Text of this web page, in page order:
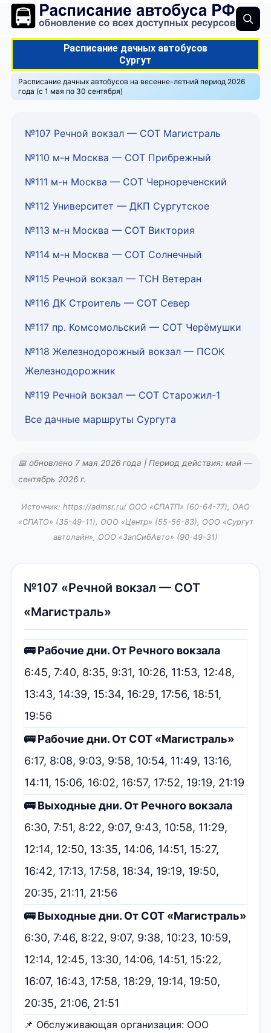
Расписание дачных автобусов
Сургут
Расписание дачных автобусов на весенне-летний период 2026
года (с 1 мая по 30 сентября)
№107 Речной вокзал — СОТ Магистраль
№110 м-н Москва — СОТ Прибрежный
№111 м-н Москва — СОТ Чернореченский
№112 Университет — ДКП Сургутское
№113 м-н Москва — СОТ Виктория
№114 м-н Москва — СОТ Солнечный
№115 Речной вокзал — ТСН Ветеран
№116 ДК Строитель — СОТ Север
№117 пр. Комсомольский — СОТ Черёмушки
№118 Железнодорожный вокзал — ПСОК
Железнодорожник
№119 Речной вокзал — СОТ Старожил-1
Все дачные маршруты Сургута
📅 обновлено 7 мая 2026 года | Период действия: май —
сентябрь 2026 г.
Источник: https://admsr.ru/ ООО «СПАТП» (60-64-77), ОАО
«СПАТО» (35-49-11), ООО «Центр» (55-56-83), ООО «Сургут
автолайн», ООО «ЗапСибАвто» (90-49-31)
№107 «Речной вокзал — СОТ
«Магистраль»
🚌 Рабочие дни. От Речного вокзала
6:45, 7:40, 8:35, 9:31, 10:26, 11:53, 12:48,
13:43, 14:39, 15:34, 16:29, 17:56, 18:51,
19:56
🚌 Рабочие дни. От СОТ «Магистраль»
6:17, 8:08, 9:03, 9:58, 10:54, 11:49, 13:16,
14:11, 15:06, 16:02, 16:57, 17:52, 19:19, 21:19
🚌 Выходные дни. От Речного вокзала
6:30, 7:51, 8:22, 9:07, 9:43, 10:58, 11:29,
12:14, 12:50, 13:35, 14:06, 14:51, 15:27,
16:42, 17:13, 17:58, 18:34, 19:19, 19:50,
20:35, 21:11, 21:56
🚌 Выходные дни. От СОТ «Магистраль»
6:30, 7:46, 8:22, 9:07, 9:38, 10:23, 10:59,
12:14, 12:45, 13:30, 14:06, 14:51, 15:22,
16:07, 16:43, 17:58, 18:29, 19:14, 19:50,
20:35, 21:06, 21:51
📌 Обслуживающая организация: ООО